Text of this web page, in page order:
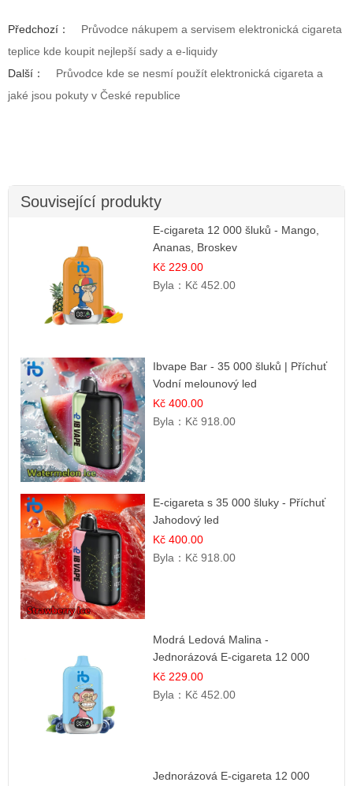
Předchozí：
Průvodce nákupem a servisem elektronická cigareta
teplice kde koupit nejlepší sady a e-liquidy
Další：
Průvodce kde se nesmí použít elektronická cigareta a
jaké jsou pokuty v České republice
Související produkty
E-cigareta 12 000 šluků - Mango,
Ananas, Broskev
Kč 229.00
Byla： Kč 452.00
Ibvape Bar - 35 000 šluků | Příchuť
Vodní melounový led
Kč 400.00
Byla： Kč 918.00
E-cigareta s 35 000 šluky - Příchuť
Jahodový led
Kč 400.00
Byla： Kč 918.00
Modrá Ledová Malina -
Jednorázová E-cigareta 12 000
šluků | Osvěžující Bobulová Příchuť
Kč 229.00
Byla： Kč 452.00
Jednorázová E-cigareta 12 000